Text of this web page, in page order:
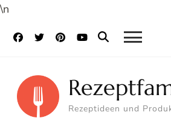
\n
Rezeptideen und